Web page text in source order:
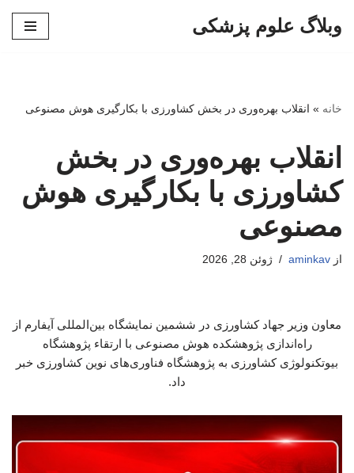
وبلاگ علوم پزشکی
خانه » انقلاب بهره‌وری در بخش کشاورزی با بکارگیری هوش مصنوعی
انقلاب بهره‌وری در بخش
کشاورزی با بکارگیری هوش
مصنوعی
از aminkav ژوئن 28, 2026
معاون وزیر جهاد کشاورزی در ششمین نمایشگاه بین‌المللی آیفارم از
راه‌اندازی پژوهشکده هوش مصنوعی با ارتقاء پژوهشگاه
بیوتکنولوژی کشاورزی به پژوهشگاه فناوری‌های نوین کشاورزی خبر
داد.